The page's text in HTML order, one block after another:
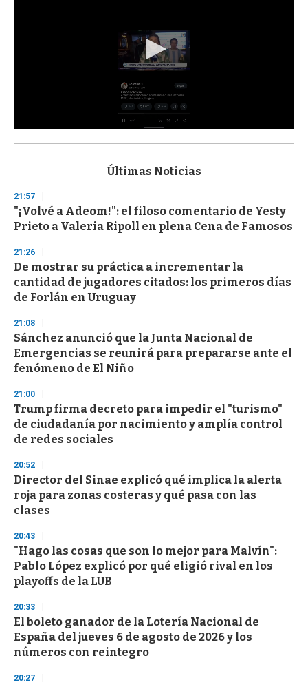
s
d
s
o
f
3
s
e
c
o
d
s
Últimas Noticias
21:57
"¡Volvé a Adeom!": el filoso comentario de Yesty
Prieto a Valeria Ripoll en plena Cena de Famosos
21:26
De mostrar su práctica a incrementar la
cantidad de jugadores citados: los primeros días
de Forlán en Uruguay
21:08
Sánchez anunció que la Junta Nacional de
Emergencias se reunirá para prepararse ante el
fenómeno de El Niño
21:00
Trump firma decreto para impedir el "turismo"
de ciudadanía por nacimiento y amplía control
de redes sociales
20:52
Director del Sinae explicó qué implica la alerta
roja para zonas costeras y qué pasa con las
clases
20:43
"Hago las cosas que son lo mejor para Malvín":
Pablo López explicó por qué eligió rival en los
playoffs de la LUB
20:33
El boleto ganador de la Lotería Nacional de
España del jueves 6 de agosto de 2026 y los
números con reintegro
20:27